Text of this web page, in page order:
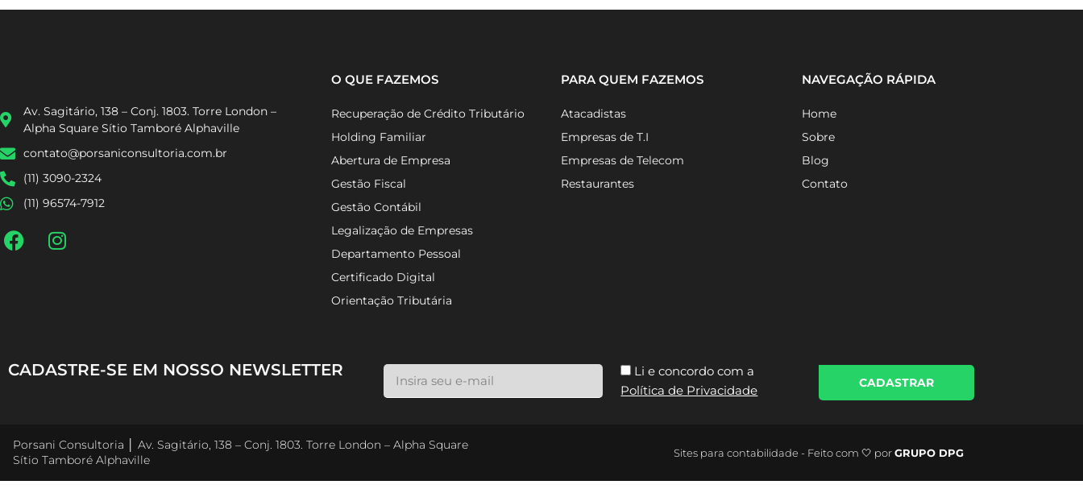
Av. Sagitário, 138 – Conj. 1803. Torre London –
O QUE FAZEMOS
Recuperação de Crédito Tributário
Holding Familiar
Abertura de Empresa
Gestão Fiscal
Gestão Contábil
Legalização de Empresas
Departamento Pessoal
Certificado Digital
Orientação Tributária
PARA QUEM FAZEMOS
Atacadistas
Empresas de T.I
Empresas de Telecom
Restaurantes
NAVEGAÇÃO RÁPIDA
Home
Sobre
Blog
Contato
CADASTRE-SE EM NOSSO NEWSLETTER
Li e concordo com a
Política de Privacidade
CADASTRAR
Porsani Consultoria │ Av. Sagitário, 138 – Conj. 1803. Torre London – Alpha Square
Sítio Tamboré Alphaville
Sites para contabilidade - Feito com 🤍 porGRUPO DPG